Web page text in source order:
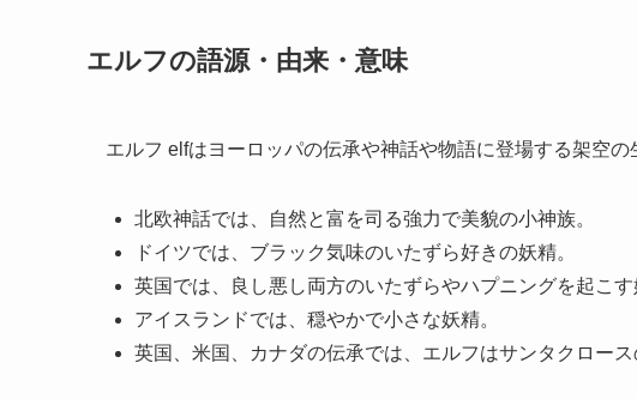
エルフの語源・由来・意味
エルフ elfはヨーロッパの伝承や神話や物語に登場する架空の
北欧神話では、自然と富を司る強力で美貌の小神族。
ドイツでは、ブラック気味のいたずら好きの妖精。
英国では、良し悪し両方のいたずらやハプニングを起こ
アイスランドでは、穏やかで小さな妖精。
英国、米国、カナダの伝承では、エルフはサンタクロース